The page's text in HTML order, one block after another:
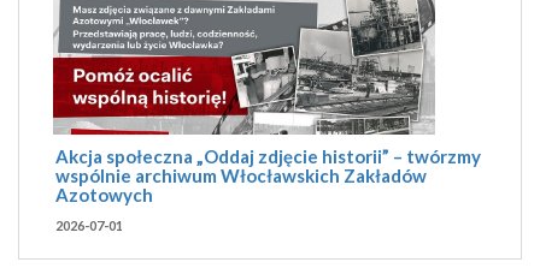
Akcja społeczna „Oddaj zdjęcie historii” – twórzmy
wspólnie archiwum Włocławskich Zakładów
Azotowych
2026-07-01